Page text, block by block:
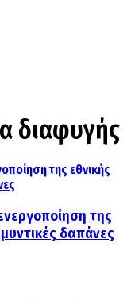
διαφυγής
της
δαπάνες